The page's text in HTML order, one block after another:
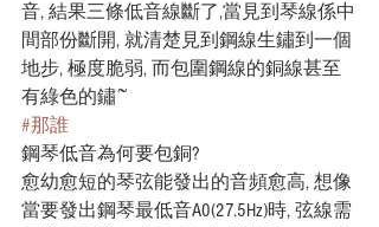
音, 結果三條低音線斷了,當見到琴線係中
間部份斷開, 就清楚見到鋼線生鏽到一個
地步, 極度脆弱, 而包圍鋼線的銅線甚至
有綠色的鏽~
#那誰
鋼琴低音為何要包銅?
愈幼愈短的琴弦能發出的音頻愈高, 想像
當要發出鋼琴最低音A0(27.5Hz)時, 弦線需